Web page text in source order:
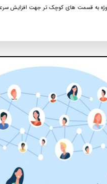
به قسمت های کوچک تر جهت افزایش